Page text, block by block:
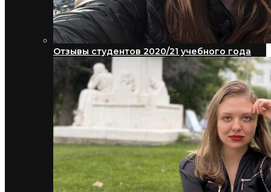
Отзывы студентов 2020/21 учебного года